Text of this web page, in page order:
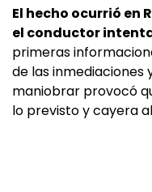
El hecho ocurrió en
el conductor
primeras
de las inmediaciones
maniobrar provocó
lo previsto y cayera